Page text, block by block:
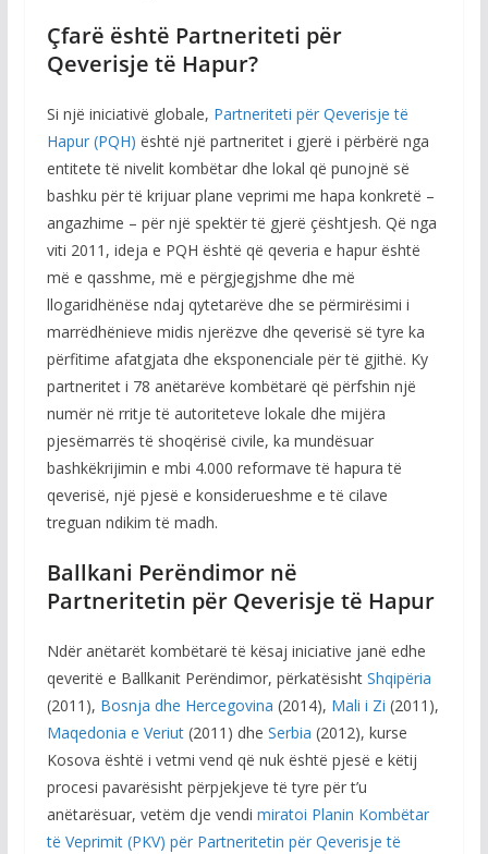
Çfarë është Partneriteti për
Qeverisje të Hapur?
Si një iniciativë globale, Partneriteti për Qeverisje të
Hapur (PQH) është një partneritet i gjerë i përbërë nga
entitete të nivelit kombëtar dhe lokal që punojnë së
bashku për të krijuar plane veprimi me hapa konkretë –
angazhime – për një spektër të gjerë çështjesh. Që nga
viti 2011, ideja e PQH është që qeveria e hapur është
më e qasshme, më e përgjegjshme dhe më
llogaridhënëse ndaj qytetarëve dhe se përmirësimi i
marrëdhënieve midis njerëzve dhe qeverisë së tyre ka
përfitime afatgjata dhe eksponenciale për të gjithë. Ky
partneritet i 78 anëtarëve kombëtarë që përfshin një
numër në rritje të autoriteteve lokale dhe mijëra
pjesëmarrës të shoqërisë civile, ka mundësuar
bashkëkrijimin e mbi 4.000 reformave të hapura të
qeverisë, një pjesë e konsiderueshme e të cilave
treguan ndikim të madh.
Ballkani Perëndimor në
Partneritetin për Qeverisje të Hapur
Ndër anëtarët kombëtarë të kësaj iniciative janë edhe
qeveritë e Ballkanit Perëndimor, përkatësisht Shqipëria
(2011), Bosnja dhe Hercegovina (2014), Mali i Zi (2011),
Maqedonia e Veriut(2011) dhe Serbia (2012), kurse
Kosova është i vetmi vend që nuk është pjesë e këtij
procesi pavarësisht përpjekjeve të tyre për t’u
anëtarësuar, vetëm dje vendi miratoi Planin Kombëtar
të Veprimit (PKV) për Partneritetin për Qeverisje të